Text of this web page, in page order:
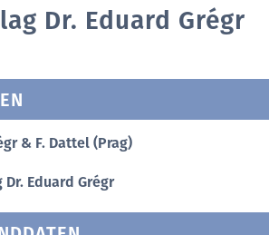
Dr. Eduard Grégr
& F. Dattel (Prag)
Dr. Eduard Grégr